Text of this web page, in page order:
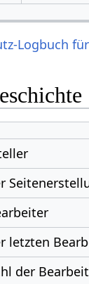
Logbuch
letzten
der